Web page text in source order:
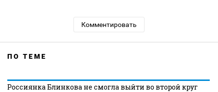
Комментировать
ПО ТЕМЕ
Россиянка Блинкова не смогла выйти во второй круг